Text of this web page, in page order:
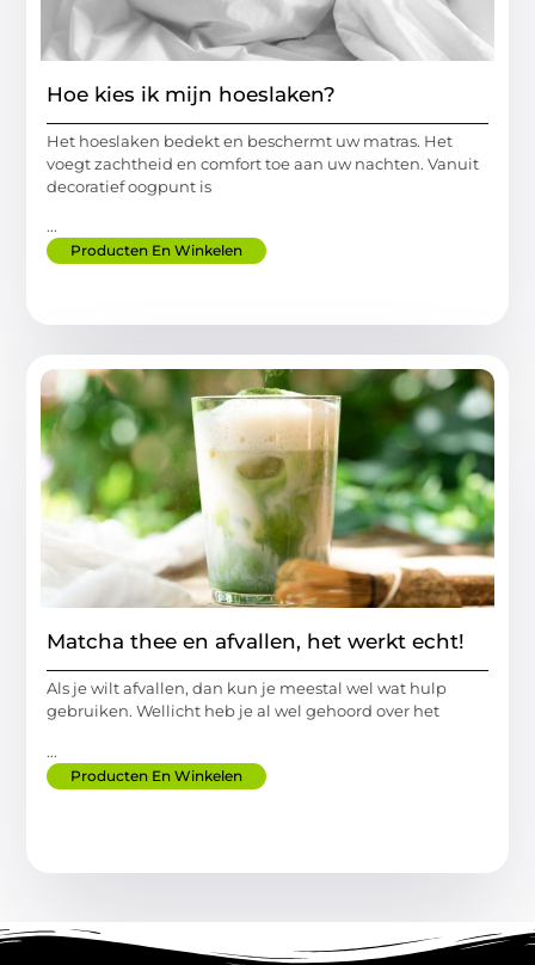
Hoe kies ik mijn hoeslaken?
Het hoeslaken bedekt en beschermt uw matras. Het
voegt zachtheid en comfort toe aan uw nachten. Vanuit
decoratief oogpunt is
...
Producten En Winkelen
Matcha thee en afvallen, het werkt echt!
Als je wilt afvallen, dan kun je meestal wel wat hulp
gebruiken. Wellicht heb je al wel gehoord over het
...
Producten En Winkelen